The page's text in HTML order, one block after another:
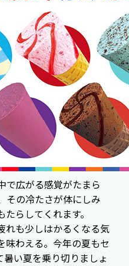
で広がる感覚がたまら
その冷たさが体にしみ
らしてくれます。
れも少しはかるくなる気
味わえる。今年の夏もセ
暑い夏を乗り切りましょ